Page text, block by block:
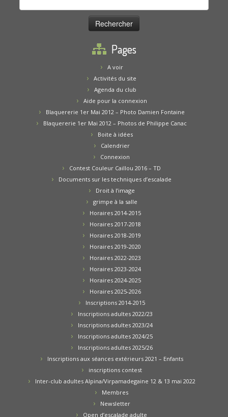
Pages
A voir
Activités du site
Agenda du club
Aide pour la connexion
Blaquererie 1er Mai 2012 – Photo Damien Fontaine
Blaquererie 1er Mai 2012 – Photos de Philippe Canac
Boite à idées
Calendrier
Connexion
Contest Couleur Caillou 2016 – TD
Documents sur les techniques d’escalade
Droit à l’image
grimpe à la salle
Horaires 2014-2015
Horaires 2017-2018
Horaires 2018-2019
Horaires 2019-2020
Horaires 2022-2023
Horaires 2023-2024
Horaires 2024-2025
Horaires 2025-2026
Inscriptions 2014-2015
Inscriptions adultes 2022/23
Inscriptions adultes 2023/24
Inscriptions adultes 2024/25
Inscriptions adultes 2025/26
Inscriptions aux séances extérieurs 2021 – Enfants
inscriptions contest
Inter-club adultes Alpina/Virpamadegaine 12 & 13 mai 2022
Membres
Newsletter
Open d’escalade adulte